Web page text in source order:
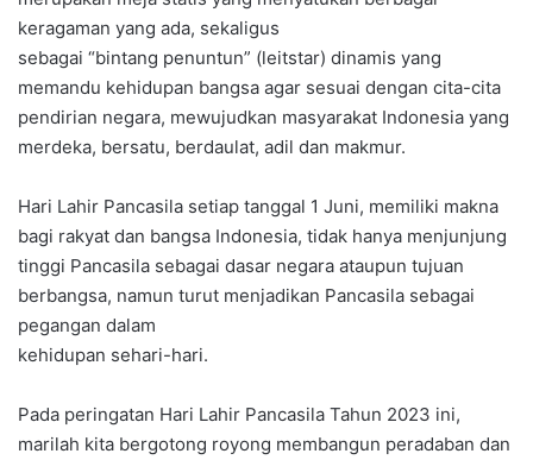
keragaman yang ada, sekaligus
sebagai “bintang penuntun” (leitstar) dinamis yang
memandu kehidupan bangsa agar sesuai dengan cita-cita
pendirian negara, mewujudkan masyarakat Indonesia yang
merdeka, bersatu, berdaulat, adil dan makmur.
Hari Lahir Pancasila setiap tanggal 1 Juni, memiliki makna
bagi rakyat dan bangsa Indonesia, tidak hanya menjunjung
tinggi Pancasila sebagai dasar negara ataupun tujuan
berbangsa, namun turut menjadikan Pancasila sebagai
pegangan dalam
kehidupan sehari-hari.
Pada peringatan Hari Lahir Pancasila Tahun 2023 ini,
marilah kita bergotong royong membangun peradaban dan